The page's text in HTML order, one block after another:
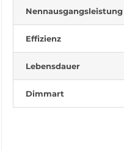
Nennausgangsleistung
Effizienz
Lebensdauer
Dimmart